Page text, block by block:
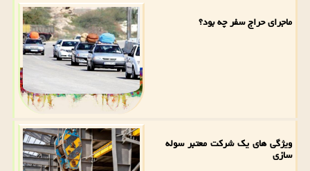
ماجرای حراج سفر چه بود؟
ویژگی های یک شرکت معتبر سوله
سازی